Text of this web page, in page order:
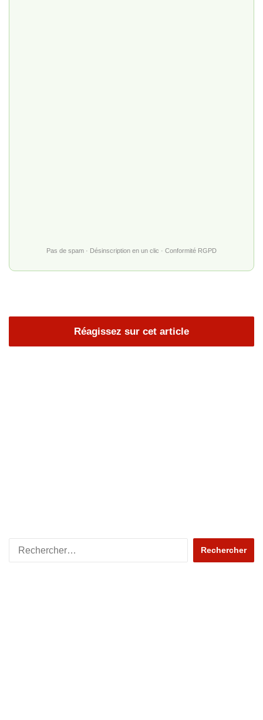
Pas de spam · Désinscription en un clic · Conformité RGPD
Réagissez sur cet article